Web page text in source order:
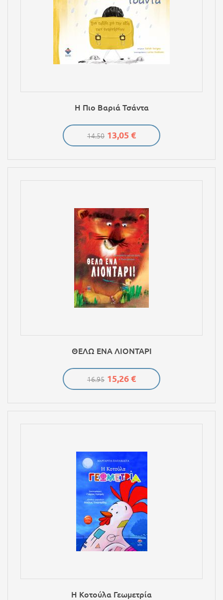
Η Πιο Βαριά Τσάντα
14.50 13,05 €
ΘΕΛΩ ΕΝΑ ΛΙΟΝΤΑΡΙ
16.95 15,26 €
Η Κοτούλα Γεωμετρία